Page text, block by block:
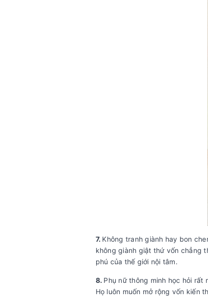
7. Không tranh giành hay bon
không giành giật thứ vốn chẳng
phú của thế giới nội tâm.
8. Phụ nữ thông minh học hỏi
Họ luôn muốn mở rộng vốn kiến